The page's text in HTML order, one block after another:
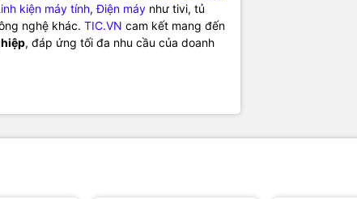
kiện máy tính,Điện máy như tivi, tủ
nghệ khác. TIC.VN cam kết mang đến
, đáp ứng tối đa nhu cầu của doanh